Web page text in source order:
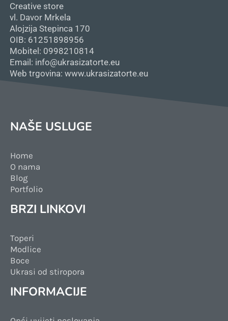
Creative store
vl. Davor Mrkela
Alojzija Stepinca 170
OIB: 61251898956
Mobitel: 0998210814
Email: info@ukrasizatorte.eu
Web trgovina: www.ukrasizatorte.eu
NAŠE USLUGE
Home
O nama
Blog
Portfolio
BRZI LINKOVI
Toperi
Modlice
Boce
Ukrasi od stiropora
INFORMACIJE